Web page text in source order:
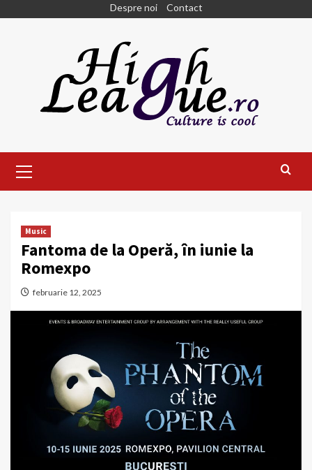
Despre noi Contact
Menu
Music
Fantoma de la Operă, în iunie la
Romexpo
februarie 12, 2025